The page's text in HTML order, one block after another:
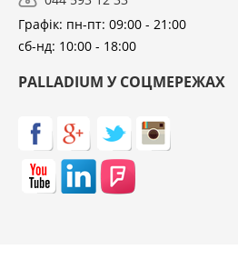
Графік: пн-пт: 09:00 - 21:00
сб-нд: 10:00 - 18:00
PALLADIUM У СОЦМЕРЕЖАХ